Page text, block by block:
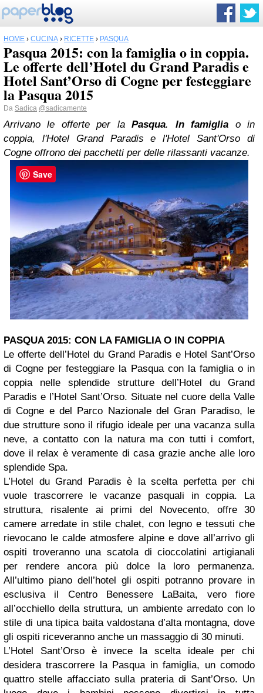
HOME › CUCINA › RICETTE › PASQUA
Pasqua 2015: con la famiglia o in coppia.
Le offerte dell’Hotel du Grand Paradis e
Hotel Sant’Orso di Cogne per festeggiare
la Pasqua 2015
Da Sadica @sadicamente
Arrivano le offerte per laPasqua. In famiglia o in
coppia, l'Hotel Grand Paradis e l'Hotel Sant'Orso di
Cogne offrono dei pacchetti per delle rilassanti vacanze.
PASQUA 2015: CON LA FAMIGLIA O IN COPPIA
Le offerte dell’Hotel du Grand Paradis e Hotel Sant’Orso
di Cogne per festeggiare la Pasqua con la famiglia o in
coppia nelle splendide strutture dell’Hotel du Grand
Paradis e l’Hotel Sant’Orso. Situate nel cuore della Valle
di Cogne e del Parco Nazionale del Gran Paradiso, le
due strutture sono il rifugio ideale per una vacanza sulla
neve, a contatto con la natura ma con tutti i comfort,
dove il relax è veramente di casa grazie anche alle loro
splendide Spa.
L’Hotel du Grand Paradis è la scelta perfetta per chi
vuole trascorrere le vacanze pasquali in coppia. La
struttura, risalente ai primi del Novecento, offre 30
camere arredate in stile chalet, con legno e tessuti che
rievocano le calde atmosfere alpine e dove all’arrivo gli
ospiti troveranno una scatola di cioccolatini artigianali
per rendere ancora più dolce la loro permanenza.
All’ultimo piano dell’hotel gli ospiti potranno provare in
esclusiva il Centro Benessere LaBaita, vero fiore
all’occhiello della struttura, un ambiente arredato con lo
stile di una tipica baita valdostana d’alta montagna, dove
gli ospiti riceveranno anche un massaggio di 30 minuti.
L’Hotel Sant’Orso è invece la scelta ideale per chi
desidera trascorrere la Pasqua in famiglia, un comodo
quattro stelle affacciato sulla prateria di Sant’Orso. Un
Save